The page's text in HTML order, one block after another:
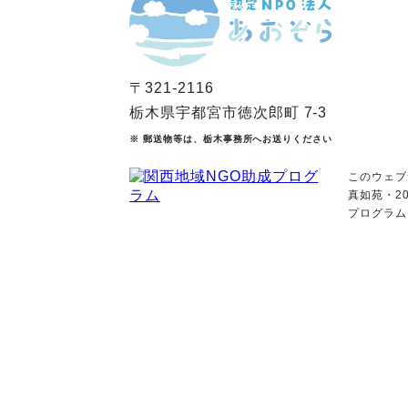
〒321-2116
栃木県宇都宮市徳次郎町 7-3
※ 郵送物等は、栃木事務所へお送りください
このウェ
真如苑・
プログラ